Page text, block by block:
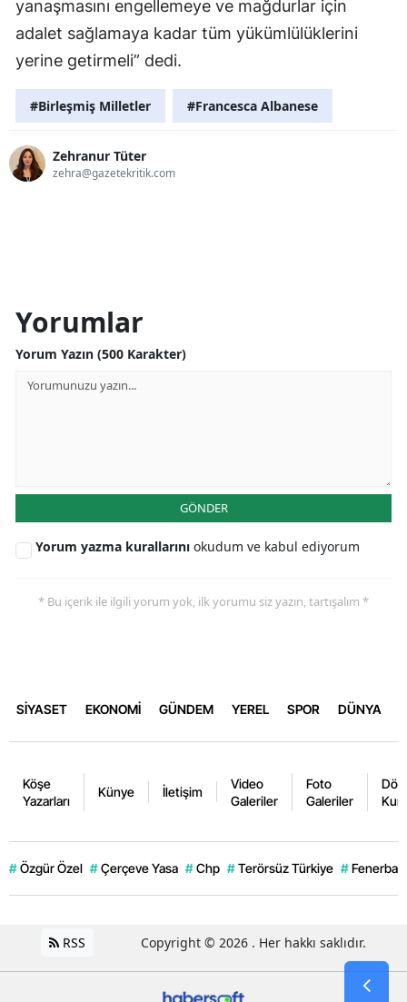
yanaşmasını engellemeye ve mağdurlar için
adalet sağlamaya kadar tüm yükümlülüklerini
yerine getirmeli” dedi.
#Birleşmiş Milletler #Francesca Albanese
Zehranur Tüter
zehra@gazetekritik.com
Yorumlar
Yorum Yazın (500 Karakter)
GÖNDER
Yorum yazma kurallarını okudum ve kabul ediyorum
* Bu içerik ile ilgili yorum yok, ilk yorumu siz yazın, tartışalım *
SİYASET EKONOMİ GÜNDEM YEREL SPOR DÜNYA
Köşe
Yazarları
Künye İletişim
Video
Galeriler
Foto
Galeriler
# Özgür Özel # Çerçeve Yasa # Chp # Terörsüz Türkiye #
RSS Copyright © 2026 . Her hakkı saklıdır.